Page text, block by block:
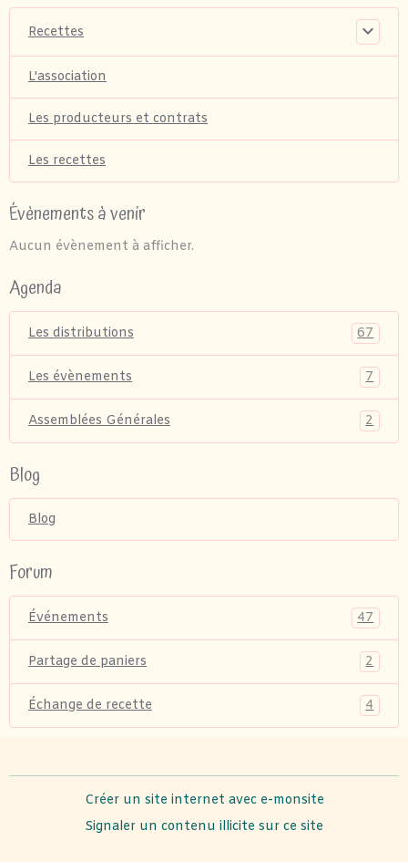
Recettes
L'association
Les producteurs et contrats
Les recettes
Évènements à venir
Aucun évènement à afficher.
Agenda
Les distributions 67
Les évènements 7
Assemblées Générales 2
Blog
Blog
Forum
Événements 47
Partage de paniers 2
Échange de recette 4
Créer un site internet avec e-monsite
Signaler un contenu illicite sur ce site